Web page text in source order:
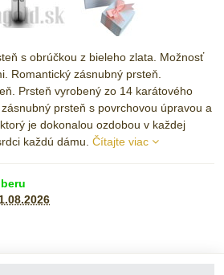
s obrúčkou z bieleho zlata. Možnosť
Romantický zásnubný prsteň.
Prsteň vyrobený zo 14 karátového
prsteň s povrchovou úpravou a
je dokonalou ozdobou v každej
každú dámu. Čítajte viac